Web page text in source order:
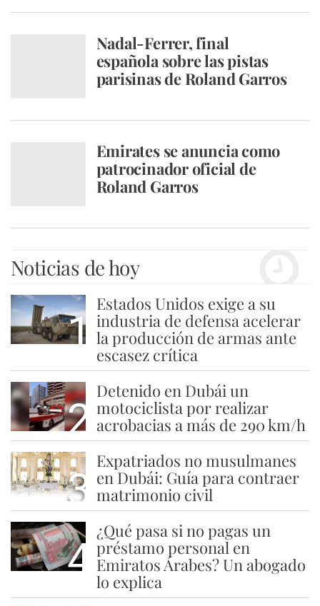
Nadal-Ferrer, final
española sobre las pistas
parisinas de Roland Garros
Emirates se anuncia como
patrocinador oficial de
Roland Garros
Noticias de hoy
1
Estados Unidos exige a su
industria de defensa acelerar
la producción de armas ante
escasez crítica
2
Detenido en Dubái un
motociclista por realizar
acrobacias a más de 290 km/h
3
Expatriados no musulmanes
en Dubái: Guía para contraer
matrimonio civil
4
¿Qué pasa si no pagas un
préstamo personal en
Emiratos Árabes? Un abogado
lo explica